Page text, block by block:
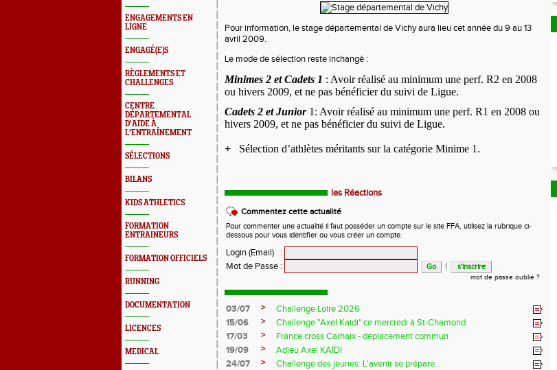
ENGAGEMENTS EN
LIGNE
ENGAGÉ(E)S
RÈGLEMENTS ET
CHALLENGES
CENTRE
DÉPARTEMENTAL
D'AIDE À
L'ENTRAÎNEMENT
SÉLECTIONS
BILANS
KIDS ATHLETICS
FORMATION
ENTRAINEURS
FORMATION OFFICIELS
RUNNING
DOCUMENTATION
LICENCES
MEDICAL
Pour information, le stage départemental de Vichy aura lieu cet année du 9 au 13
avril 2009.
Le mode de sélection reste inchangé :
Minimes 2 et Cadets 1 : Avoir réalisé au minimum une perf. R2 en 2008
ou hivers 2009, et ne pas bénéficier du suivi de Ligue.
Cadets 2 et Junior1: Avoir réalisé au minimum une perf. R1 en 2008 ou
hivers 2009, et ne pas bénéficier du suivi de Ligue.
+ Sélection d’athlètes méritants sur la catégorie Minime 1.
les Réactions
Commentez cette actualité
Pour commenter une actualité il faut posséder un compte sur le site FFA, utilisez la rubrique ci-
dessous pour vous identifier ou vous créer un compte.
Login (Email)
:
Mot de Passe : |
mot de passe oublié ?
03/07 >
Challenge Loire 2026
15/06
>
Challenge "Axel Kaidi" ce mercredi à St-Chamond
17/03
>
France cross Carhaix - déplacement commun
19/09
>
Adieu Axel KAÏDI
24/07
>
Challenge des jeunes: L'avenir se prépare...